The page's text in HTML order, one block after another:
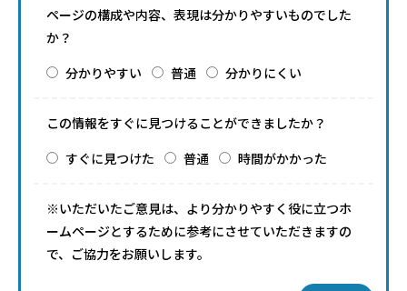
ページの構成や内容、表現は分かりやすいものでした
か？
分かりやすい
普通 分かりにくい
この情報をすぐに見つけることができましたか？
すぐに見つけた
普通 時間がかかった
※いただいたご意見は、より分かりやすく役に立つホ
ームページとするために参考にさせていただきますの
で、ご協力をお願いします。